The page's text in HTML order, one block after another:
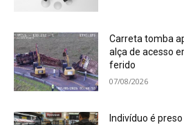
Carreta tomba
alça de acesso
ferido
07/08/2026
Indivíduo é